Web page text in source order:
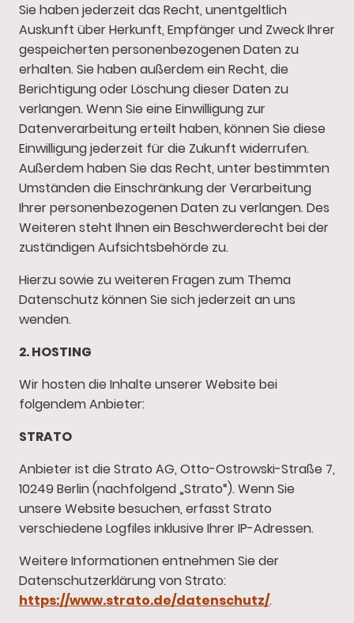
Sie haben jederzeit das Recht, unentgeltlich
Auskunft über Herkunft, Empfänger und Zweck Ihrer
gespeicherten personenbezogenen Daten zu
erhalten. Sie haben außerdem ein Recht, die
Berichtigung oder Löschung dieser Daten zu
verlangen. Wenn Sie eine Einwilligung zur
Datenverarbeitung erteilt haben, können Sie diese
Einwilligung jederzeit für die Zukunft widerrufen.
Außerdem haben Sie das Recht, unter bestimmten
Umständen die Einschränkung der Verarbeitung
Ihrer personenbezogenen Daten zu verlangen. Des
Weiteren steht Ihnen ein Beschwerderecht bei der
zuständigen Aufsichtsbehörde zu.
Hierzu sowie zu weiteren Fragen zum Thema
Datenschutz können Sie sich jederzeit an uns
wenden.
2. HOSTING
Wir hosten die Inhalte unserer Website bei
folgendem Anbieter:
STRATO
Anbieter ist die Strato AG, Otto-Ostrowski-Straße 7,
10249 Berlin (nachfolgend „Strato“). Wenn Sie
unsere Website besuchen, erfasst Strato
verschiedene Logfiles inklusive Ihrer IP-Adressen.
Weitere Informationen entnehmen Sie der
Datenschutzerklärung von Strato:
https://www.strato.de/datenschutz/.